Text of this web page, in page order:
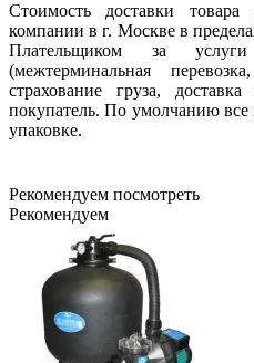
Стоимость доставки
компании в г. Москве в
Плательщиком за
(межтерминальная
страхование груза,
покупатель. По умолчанию все
упаковке.
Рекомендуем посмотреть
Рекомендуем